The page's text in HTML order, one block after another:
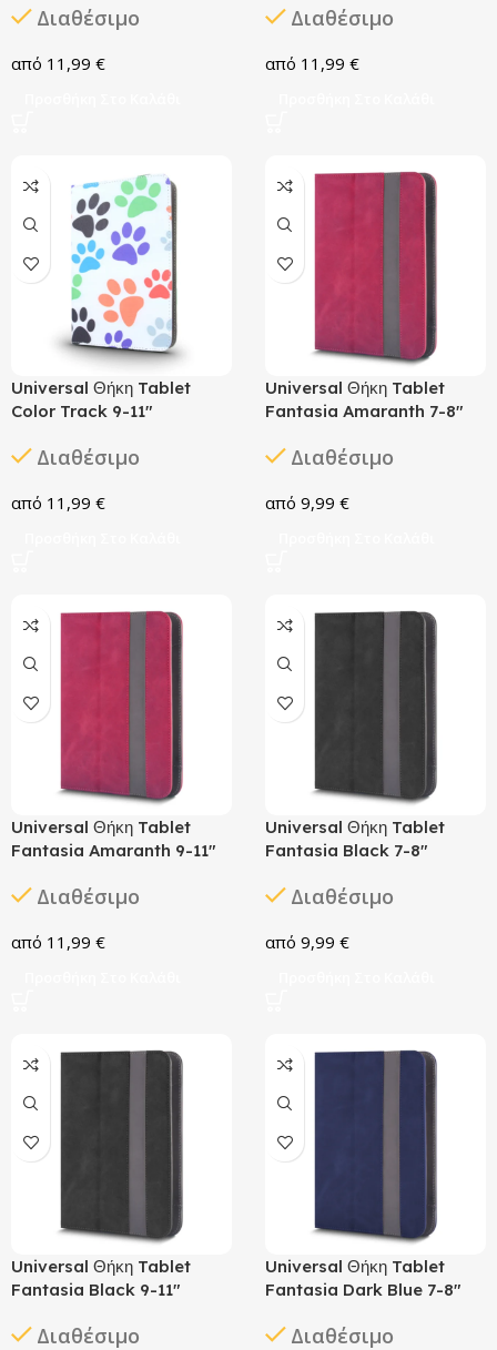
Διαθέσιμο
11,99 €
Διαθέσιμο
11,99 €
Universal Θήκη Tablet
Color Track 9-11″
Διαθέσιμο
11,99 €
Universal Θήκη Tablet
Fantasia Amaranth 7-8″
Διαθέσιμο
9,99 €
Universal Θήκη Tablet
Fantasia Amaranth 9-11″
Διαθέσιμο
11,99 €
Universal Θήκη Tablet
Fantasia Black 7-8″
Διαθέσιμο
9,99 €
Universal Θήκη Tablet
Fantasia Black 9-11″
Διαθέσιμο
Universal Θήκη Tablet
Fantasia Dark Blue 7-8″
Διαθέσιμο